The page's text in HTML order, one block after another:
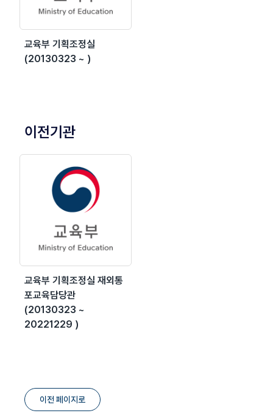
교육부 기획조정실
(20130323 ~ )
이전기관
교육부 기획조정실 재외통
포교육담당관
(20130323 ~
20221229 )
이전 페이지로